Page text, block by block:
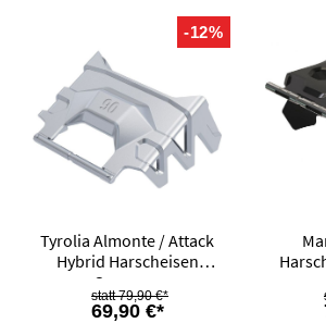
-12%
Tyrolia Almonte / Attack
Hybrid Harscheisen
Crampon
69,90 €*
79,90 €*